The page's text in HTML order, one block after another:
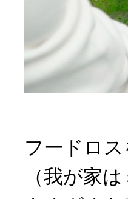
フードロ
（我が家